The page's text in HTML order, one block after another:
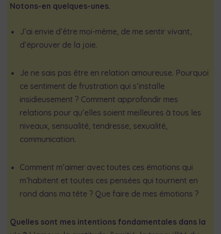
Notons-en quelques-unes.
J’ai envie d’être moi-même, de me sentir vivant,
d’éprouver de la joie.
Je ne sais pas être en relation amoureuse. Pourquoi
ce sentiment de frustration qui s’installe
insidieusement ? Comment approfondir mes
relations pour qu’elles soient meilleures à tous les
niveaux, sensualité, tendresse, sexualité,
communication.
Comment m’aimer avec toutes ces émotions qui
m’habitent et toutes ces pensées qui tournent en
rond dans ma tête ? Que faire de mes émotions ?
Quelles sont mes intentions fondamentales dans la